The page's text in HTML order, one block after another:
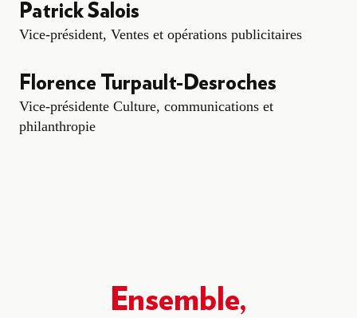
Patrick Salois
Vice-président, Ventes et opérations publicitaires
Florence Turpault-Desroches
Vice-présidente Culture, communications et
philanthropie
Ensemble,